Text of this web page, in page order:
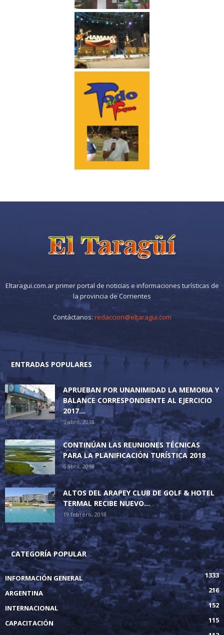
Eltaragui.com.ar primer portal de noticias e informaciones turísticas de
la provincia de Corrientes
Contáctanos: redaccion@eltaragui.com
ENTRADAS POPULARES
APRUEBAN POR UNANIMIDAD LA MEMORIA Y
BALANCE CORRESPONDIENTE AL EJERCICIO
2017...
5 abril, 2018
CONTINÚAN LAS REUNIONES TÉCNICAS
PARA LA PLANIFICACIÓN TURÍSTICA 2018
6 abril, 2018
ALTOS DEL ARAPEY CLUB DE GOLF & HOTEL
TERMAL RECIBE NUEVO...
19 febrero, 2018
CATEGORÍA POPULAR
INFORMACIÓN GENERAL
1333
ARGENTINA
216
INTERNACIONAL
152
CAPACITACIÓN
115